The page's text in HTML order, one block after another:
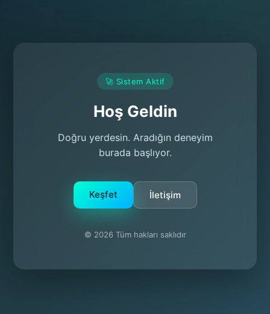
🚀 Sistem Aktif
Hoş Geldin
Doğru yerdesin. Aradığın deneyim
burada başlıyor.
Keşfet İletişim
© 2026 Tüm hakları saklıdır